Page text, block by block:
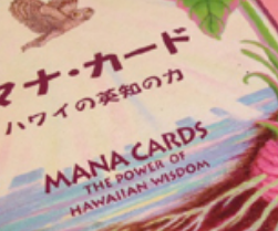
のMEHANAをご報告します
ロミロミサロン開業11周年を迎
えて思うこと
サロン開業経営のバイブル！無料
メール講座のご案内